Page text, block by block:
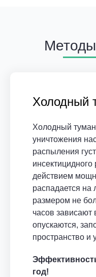
Холодный
Холодный туман
уничтожения
распыления
действием
распадается на
размером не
часов зависают
опускаются,
пространство и
год!